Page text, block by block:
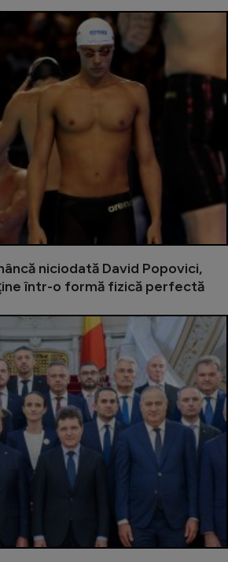
niciodată David Popovici,
într-o formă fizică perfectă